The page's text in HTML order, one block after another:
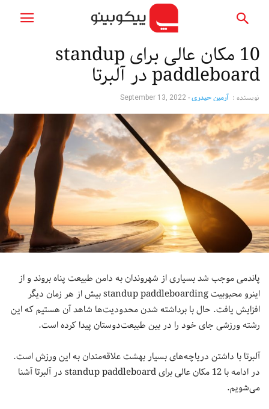
10 مکان عالی برای standup
paddleboard در آلبرتا
نویسنده : آرمین حیدری-
September 13, 2022
پاندمی موجب شد بسیاری از شهروندان به دامن طبیعت پناه بروند و از
اینرو محبوبیت standup paddleboarding بیش از هر زمان دیگر
افزایش یافت. حال با برداشته شدن محدودیت‌ها شاهد آن هستیم که این
رشته ورزشی جای خود را در بین طبیعت‌دوستان پیدا کرده است.
آلبرتا با داشتن دریاچه‌های بسیار بهشت علاقه‌مندان به این ورزش است.
در ادامه با 12 مکان عالی برای standup paddleboard در آلبرتا آشنا
می‌شویم.